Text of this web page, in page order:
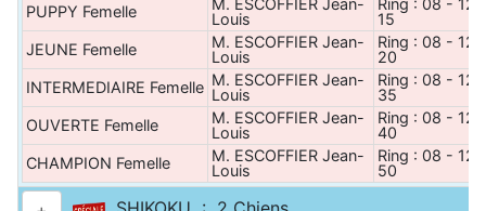
PUPPY Femelle
M. ESCOFFIER Jean-
Louis
Ring : 08 - 12
15
JEUNE Femelle
M. ESCOFFIER Jean-
Louis
Ring : 08 - 12
20
INTERMEDIAIRE Femelle M. ESCOFFIER Jean-
Louis
Ring : 08 - 12
35
OUVERTE Femelle
M. ESCOFFIER Jean-
Louis
Ring : 08 - 12
40
CHAMPION Femelle
M. ESCOFFIER Jean-
Louis
Ring : 08 - 12
50